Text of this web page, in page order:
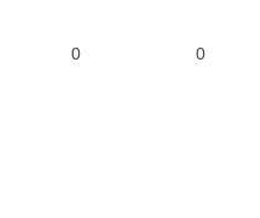
0 0